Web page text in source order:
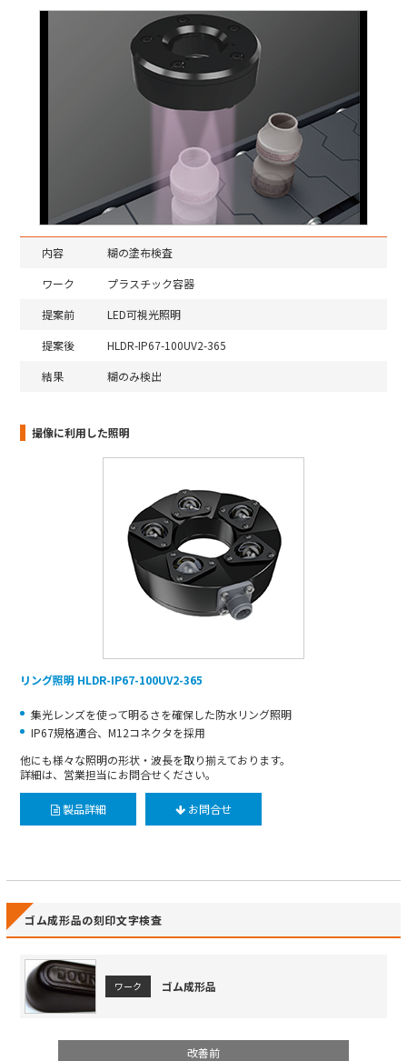
内容
糊の塗布検査
ワーク
プラスチック容器
提案前
LED可視光照明
提案後
HLDR-IP67-100UV2-365
結果
糊のみ検出
撮像に利用した照明
リング照明 HLDR-IP67-100UV2-365
集光レンズを使って明るさを確保した防水リング照明
IP67規格適合、M12コネクタを採用
他にも様々な照明の形状・波長を取り揃えております。
詳細は、営業担当にお問合せください。
製品詳細 お問合せ
ゴム成形品の刻印文字検査
ワーク ゴム成形品
改善前